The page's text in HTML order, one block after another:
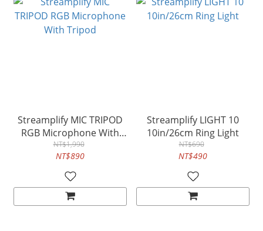
Streamplify MIC TRIPOD
RGB Microphone With
Tripod
NT$1,990
NT$890
Streamplify LIGHT 10
10in/26cm Ring Light
NT$690
NT$490